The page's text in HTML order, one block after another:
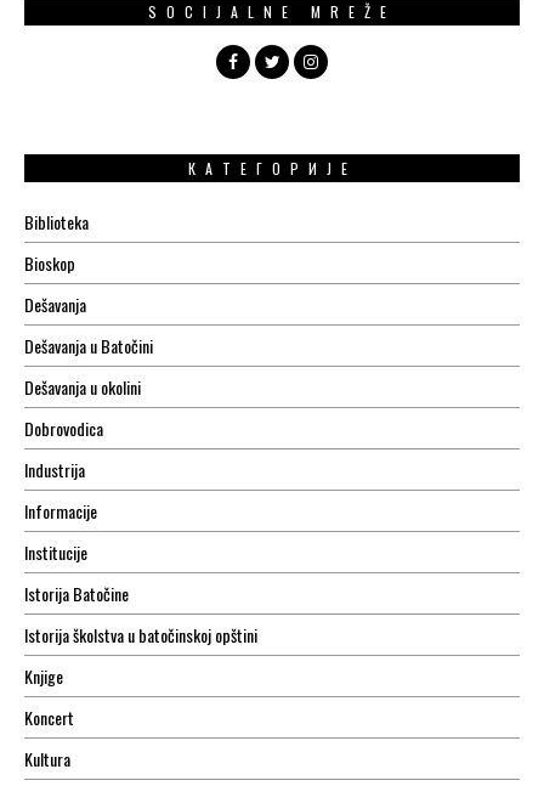
SOCIJALNE MREŽE
КАТЕГОРИЈЕ
Biblioteka
Bioskop
Dešavanja
Dešavanja u Batočini
Dešavanja u okolini
Dobrovodica
Industrija
Informacije
Institucije
Istorija Batočine
Istorija školstva u batočinskoj opštini
Knjige
Koncert
Kultura